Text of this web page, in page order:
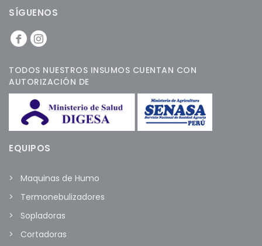
SÍGUENOS
TODOS NUESTROS INSUMOS CUENTAN CON
AUTORIZACIÓN DE
EQUIPOS
Maquinas de Humo
Termonebulizadores
Sopladoras
Cortadoras